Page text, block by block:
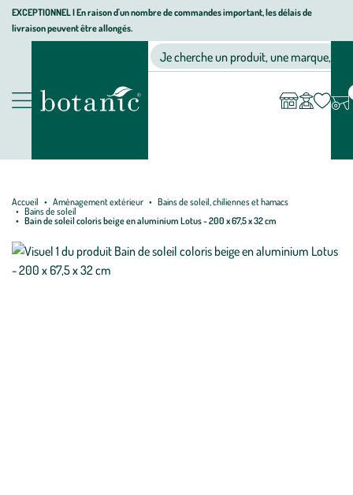
Aller
Aller
au
Aller
au
page
EXCEPTIONNEL I En raison d'un nombre de commandes important, les délais de
livraison peuvent être allongés.
Nos produits
Jardinerie écologique, animalerie, décoration, alimentation bio
Je cherche un produit, une marque, un
compte
Accueil Aménagement extérieur
Bains de soleil, chiliennes et hamacs
Bains de soleil
Bain de soleil coloris beige en aluminium Lotus - 200 x 67,5 x 32 cm